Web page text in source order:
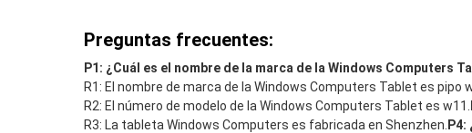
Preguntas frecuentes:
P1: ¿Cuál es el nombre de la marca de la Windows Computers
R1: El nombre de marca de la Windows Computers Tablet es pipo
R2: El número de modelo de la Windows Computers Tablet es w11.
R3: La tableta Windows Computers es fabricada en Shenzhen.